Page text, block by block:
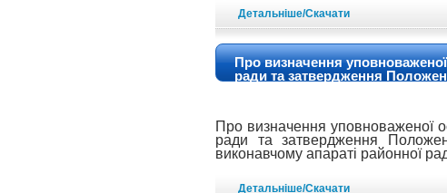
Детальніше/Скачати
Про визначення уповноваженої
ради та затвердження
Про визначення уповноваженої
ради та затвердження
виконавчому апараті районної
Детальніше/Скачати